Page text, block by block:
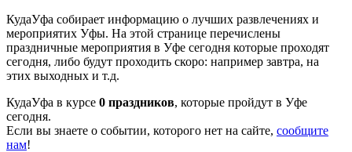
КудаУфа собирает информацию о лучших развлечениях и
мероприятих Уфы. На этой странице перечислены
праздничные мероприятия в Уфе сегодня которые проходят
сегодня, либо будут проходить скоро: например завтра, на
этих выходных и т.д.
КудаУфа в курсе 0 праздников, которые пройдут в Уфе
сегодня.
Если вы знаете о событии, которого нет на сайте, сообщите
нам!